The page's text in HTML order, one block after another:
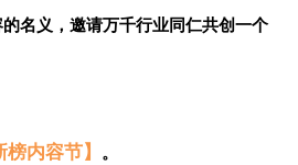
名义，邀请万千行业同仁共创一个
榜内容节】 。